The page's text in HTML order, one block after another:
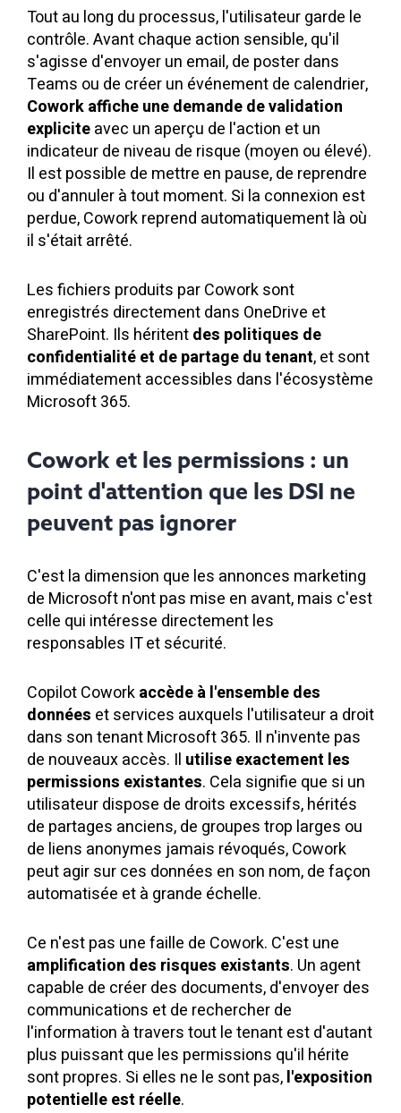
Tout au long du processus, l'utilisateur garde le
contrôle. Avant chaque action sensible, qu'il
s'agisse d'envoyer un email, de poster dans
Teams ou de créer un événement de calendrier,
Cowork affiche une demande de validation
expliciteavec un aperçu de l'action et un
indicateur de niveau de risque (moyen ou élevé).
Il est possible de mettre en pause, de reprendre
ou d'annuler à tout moment. Si la connexion est
perdue, Cowork reprend automatiquement là où
il s'était arrêté.
Les fichiers produits par Cowork sont
enregistrés directement dans OneDrive et
SharePoint. Ils héritentdes politiques de
confidentialité et de partage du tenant, et sont
immédiatement accessibles dans l'écosystème
Microsoft 365.
Cowork et les permissions : un
point d'attention que les DSI ne
peuvent pas ignorer
C'est la dimension que les annonces marketing
de Microsoft n'ont pas mise en avant, mais c'est
celle qui intéresse directement les
responsables IT et sécurité.
Copilot Coworkaccède à l'ensemble des
données et services auxquels l'utilisateur a droit
dans son tenant Microsoft 365. Il n'invente pas
de nouveaux accès. Il utilise exactement les
permissions existantes. Cela signifie que si un
utilisateur dispose de droits excessifs, hérités
de partages anciens, de groupes trop larges ou
de liens anonymes jamais révoqués, Cowork
peut agir sur ces données en son nom, de façon
automatisée et à grande échelle.
Ce n'est pas une faille de Cowork. C'est une
amplification des risques existants. Un agent
capable de créer des documents, d'envoyer des
communications et de rechercher de
l'information à travers tout le tenant est d'autant
plus puissant que les permissions qu'il hérite
sont propres. Si elles ne le sont pas,l'exposition
potentielle est réelle.